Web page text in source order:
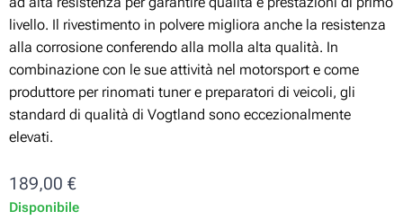
livello. Il rivestimento in polvere migliora anche la resistenza
alla corrosione conferendo alla molla alta qualità. In
combinazione con le sue attività nel motorsport e come
produttore per rinomati tuner e preparatori di veicoli, gli
standard di qualità di Vogtland sono eccezionalmente
elevati.
189,00 €
Disponibile